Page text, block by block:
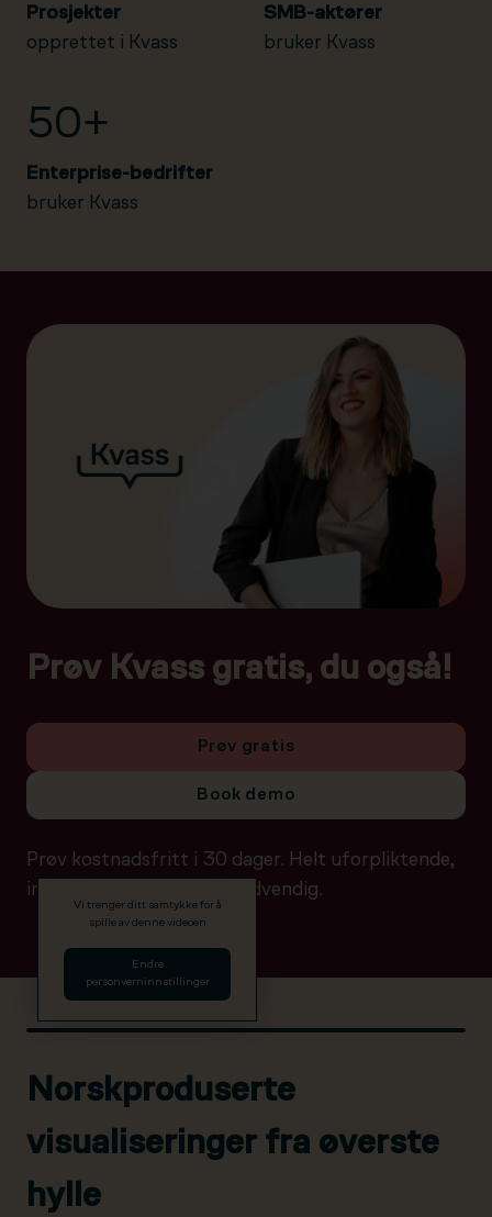
Prosjekter
opprettet i Kvass
SMB-aktører
bruker Kvass
50+
Enterprise-bedrifter
bruker Kvass
Prøv Kvass gratis, du også!
Prøv gratis
Book demo
Prøv kostnadsfritt i 30 dager. Helt uforpliktende,
ingen betalingsdetaljer nødvendig.
Vi trenger ditt samtykke for å
spille av denne videoen
Endre
personverninnstillinger
Norskproduserte
visualiseringer fra øverste
hylle